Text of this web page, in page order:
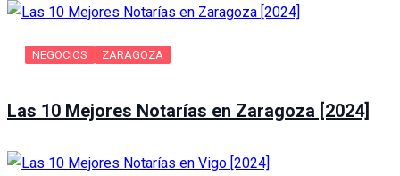
NEGOCIOS ZARAGOZA
Las 10 Mejores Notarías en Zaragoza [2024]